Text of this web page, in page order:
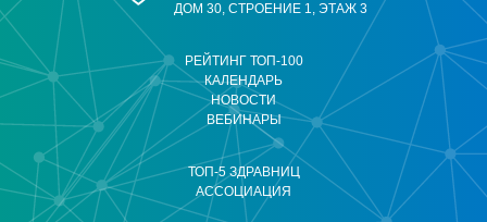
РЕЙТИНГ ТОП-100
КАЛЕНДАРЬ
НОВОСТИ
ВЕБИНАРЫ
ТОП-5 ЗДРАВНИЦ
АССОЦИАЦИЯ
ДОМ 30, СТРОЕНИЕ 1, ЭТАЖ 3